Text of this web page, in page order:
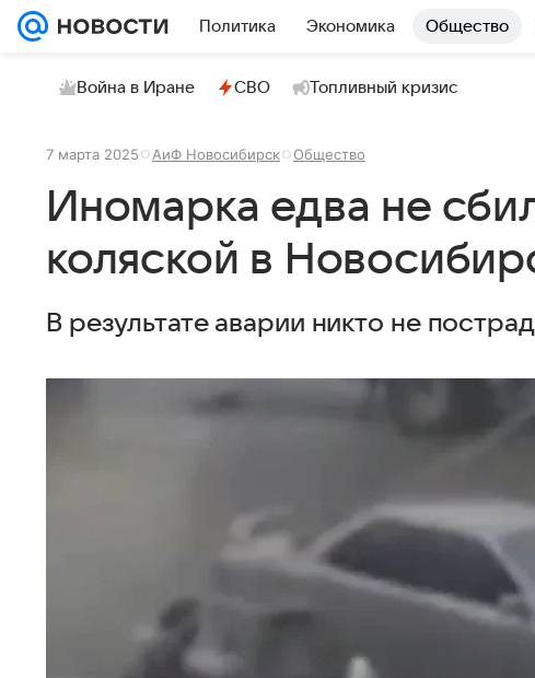
Политика Экономика Общество
Война в Иране СВО Топливный кризис
7 марта 2025 АиФ Новосибирск Общество
Иномарка едва не
коляской в
В результате аварии никто не